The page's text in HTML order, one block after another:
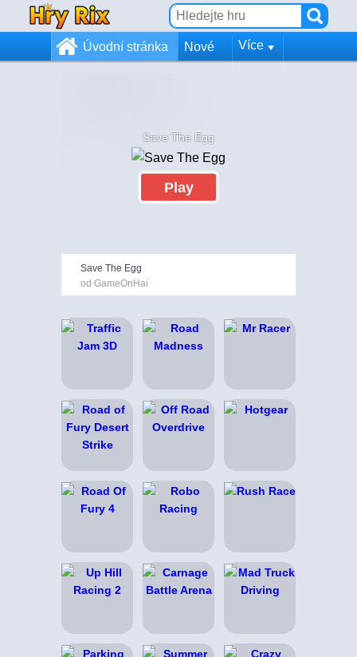
Úvodní stránka Nové Více
Save The Egg
Play
Save The Egg
od GameOnHai